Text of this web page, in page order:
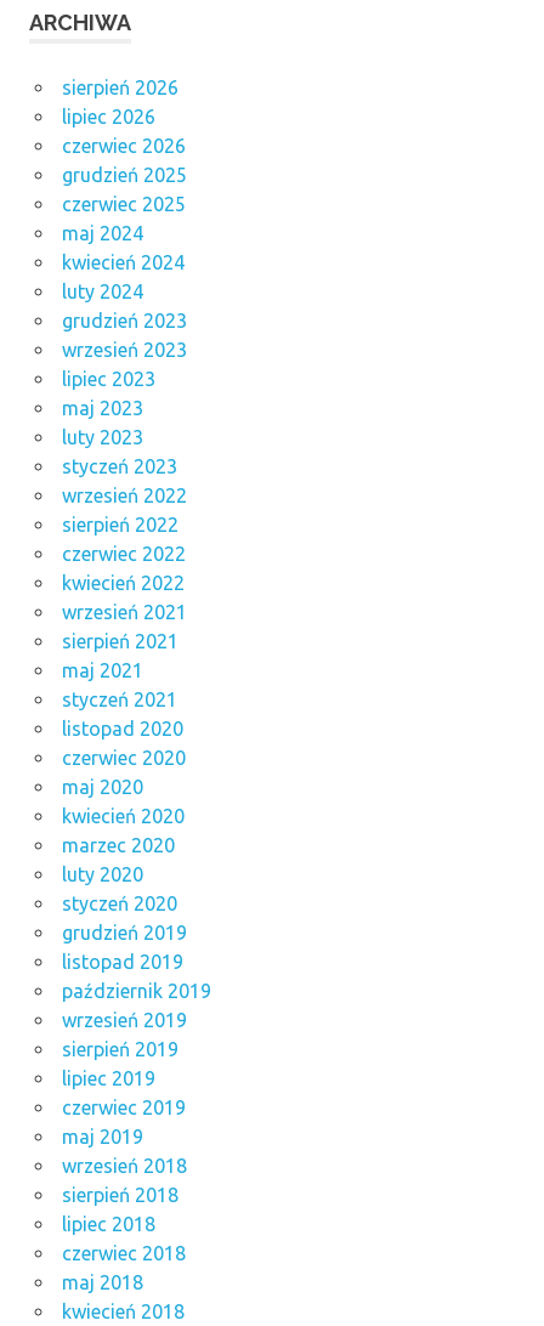
ARCHIWA
sierpień 2026
lipiec 2026
czerwiec 2026
grudzień 2025
czerwiec 2025
maj 2024
kwiecień 2024
luty 2024
grudzień 2023
wrzesień 2023
lipiec 2023
maj 2023
luty 2023
styczeń 2023
wrzesień 2022
sierpień 2022
czerwiec 2022
kwiecień 2022
wrzesień 2021
sierpień 2021
maj 2021
styczeń 2021
listopad 2020
czerwiec 2020
maj 2020
kwiecień 2020
marzec 2020
luty 2020
styczeń 2020
grudzień 2019
listopad 2019
październik 2019
wrzesień 2019
sierpień 2019
lipiec 2019
czerwiec 2019
maj 2019
wrzesień 2018
sierpień 2018
lipiec 2018
czerwiec 2018
maj 2018
kwiecień 2018